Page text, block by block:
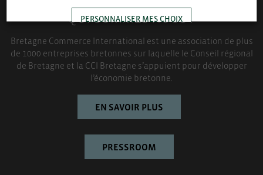
QUI-SOMMES NOUS ?
Bretagne Commerce International est une association de plus
de 1000 entreprises bretonnes sur laquelle le Conseil régional
de Bretagne et la CCI Bretagne s’appuient pour développer
l’économie bretonne.
EN SAVOIR PLUS
PRESSROOM
PERSONNALISER MES CHOIX
TOUT ACCEPTER